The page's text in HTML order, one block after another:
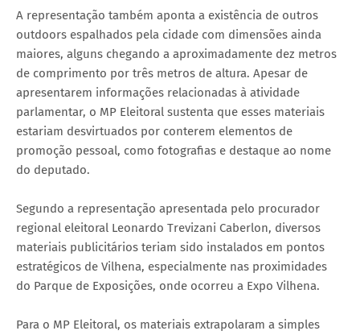
A representação também aponta a existência de outros
outdoors espalhados pela cidade com dimensões ainda
maiores, alguns chegando a aproximadamente dez metros
de comprimento por três metros de altura. Apesar de
apresentarem informações relacionadas à atividade
parlamentar, o MP Eleitoral sustenta que esses materiais
estariam desvirtuados por conterem elementos de
promoção pessoal, como fotografias e destaque ao nome
do deputado.
Segundo a representação apresentada pelo procurador
regional eleitoral Leonardo Trevizani Caberlon, diversos
materiais publicitários teriam sido instalados em pontos
estratégicos de Vilhena, especialmente nas proximidades
do Parque de Exposições, onde ocorreu a Expo Vilhena.
Para o MP Eleitoral, os materiais extrapolaram a simples